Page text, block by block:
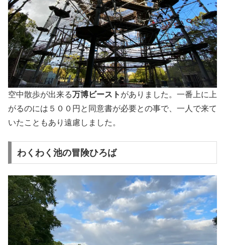
空中散歩が出来る万博ビースト がありました。一番上に上
がるのには５００円と同意書が必要との事で、一人で来て
いたこともあり遠慮しました。
わくわく池の冒険ひろば